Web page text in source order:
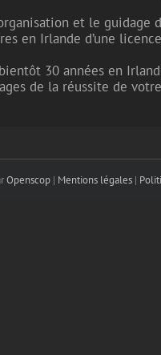
et le guidage
en Irlande d’une
30 années en
de la réussite de
Openscop | Mentions légales |